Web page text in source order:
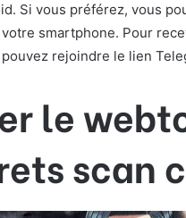
Si vous préférez, vous
smartphone. Pour
rejoindre le lien
le
scan